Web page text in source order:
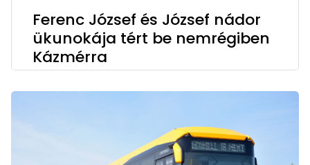
Ferenc József és József nádor
ükunokája tért be nemrégiben
Kázmérra